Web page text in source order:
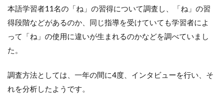
本語学習者11名の「ね」の習得について調査し、「ね」の習
得段階などがあるのか、同じ指導を受けていても学習者によ
って「ね」の使用に違いが生まれるのかなどを調べていまし
た。
調査方法としては、一年の間に4度、インタビューを行い、そ
れを分析したようです。